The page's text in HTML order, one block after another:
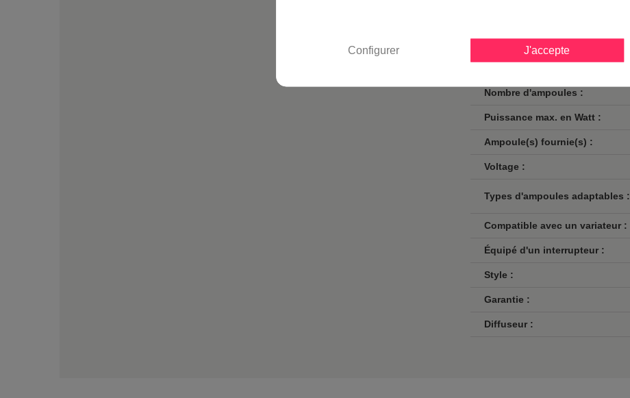
Nombre d'ampoules :
Puissance max. en Watt :
Ampoule(s) fournie(s) :
Voltage :
Types d'ampoules adaptables :
Compatible avec un variateur :
Équipé d'un interrupteur :
Style :
Garantie :
Diffuseur :
Configurer J'accepte